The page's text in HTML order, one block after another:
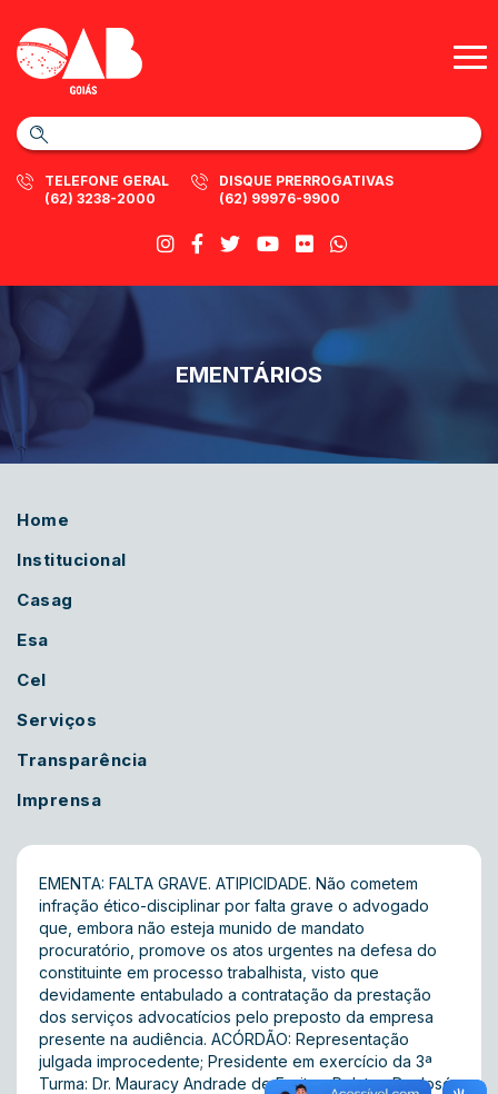
TELEFONE GERAL
(62) 3238-2000
DISQUE PRERROGATIVAS
(62) 99976-9900
EMENTÁRIOS
Home
Institucional
Casag
Esa
Cel
Serviços
Transparência
Imprensa
EMENTA: FALTA GRAVE. ATIPICIDADE. Não cometem
infração ético-disciplinar por falta grave o advogado
que, embora não esteja munido de mandato
procuratório, promove os atos urgentes na defesa do
constituinte em processo trabalhista, visto que
devidamente entabulado a contratação da prestação
dos serviços advocatícios pelo preposto da empresa
presente na audiência. ACÓRDÃO: Representação
julgada improcedente; Presidente em exercício da 3ª
Turma: Dr. Mauracy Andrade de Freitas; Relator: Dr. José